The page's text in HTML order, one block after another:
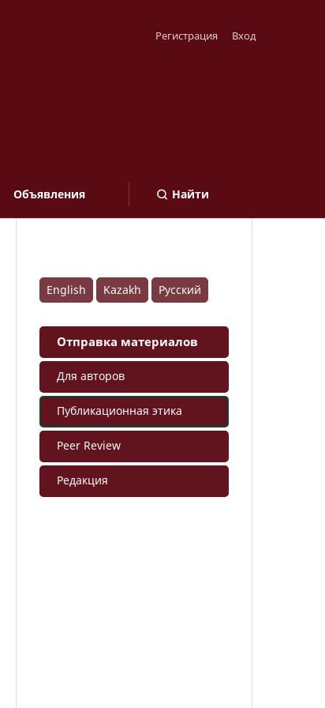
Регистрация Вход
Объявления Найти
English Kazakh Русский
Отправка материалов
Для авторов
Публикационная этика
Peer Review
Редакция